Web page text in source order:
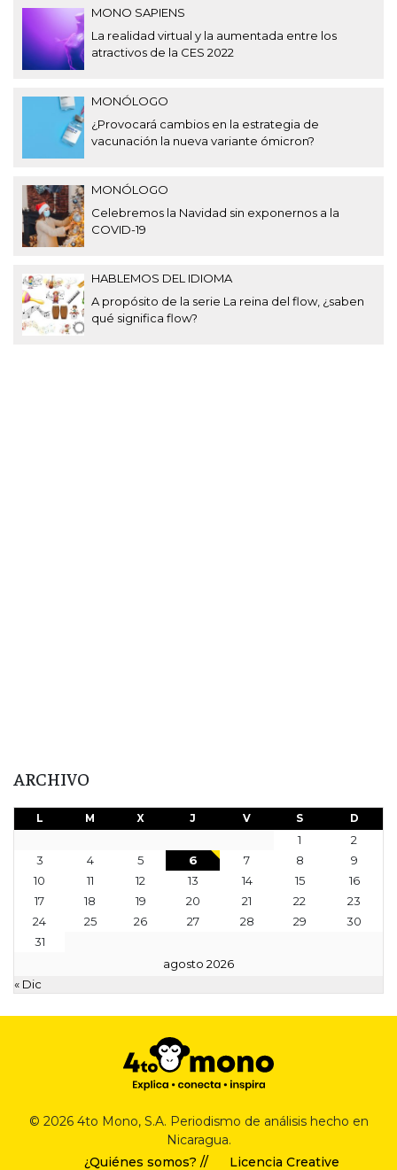
MONO SAPIENS
La realidad virtual y la aumentada entre los
atractivos de la CES 2022
MONÓLOGO
¿Provocará cambios en la estrategia de
vacunación la nueva variante ómicron?
MONÓLOGO
Celebremos la Navidad sin exponernos a la
COVID-19
HABLEMOS DEL IDIOMA
A propósito de la serie La reina del flow, ¿saben
qué significa flow?
ARCHIVO
agosto 2026
L M X J V S D
1
2
3
4 5 6 7 8
9
10
11 12 13 14 15
16
17
18 19 20 21 22
23
24
25 26 27 28 29
30
31
« Dic
© 2026 4to Mono, S.A. Periodismo de análisis hecho en
Nicaragua.
¿Quiénes somos? //
Licencia Creative